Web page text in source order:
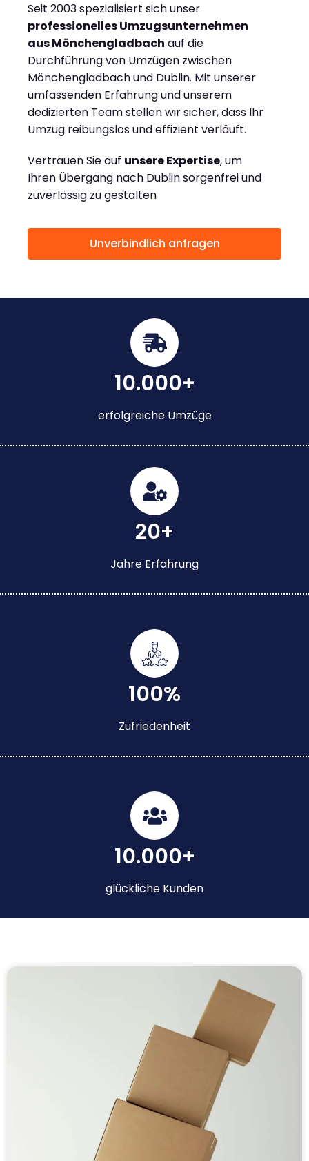
Seit 2003 spezialisiert sich unser
professionelles Umzugsunternehmen
aus Mönchengladbach auf die
Durchführung von Umzügen zwischen
Mönchengladbach und Dublin. Mit unserer
umfassenden Erfahrung und unserem
dedizierten Team stellen wir sicher, dass Ihr
Umzug reibungslos und effizient verläuft.
Vertrauen Sie auf unsere Expertise, um
Ihren Übergang nach Dublin sorgenfrei und
zuverlässig zu gestalten
Unverbindlich anfragen
10.000+
erfolgreiche Umzüge
20+
Jahre Erfahrung
100%
Zufriedenheit
10.000+
glückliche Kunden